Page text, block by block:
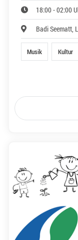
18:00 - 02:00
Badi Seematt,
Musik Kultur